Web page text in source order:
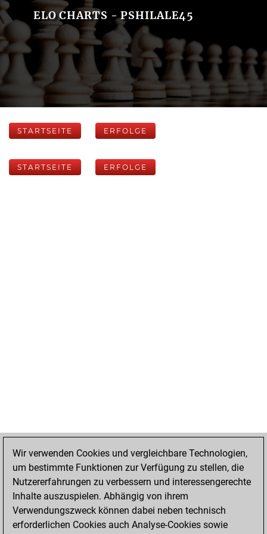
ELO CHARTS - PSHILALE45
STARTSEITE ERFOLGE
STARTSEITE ERFOLGE
Wir verwenden Cookies und vergleichbare Technologien,
um bestimmte Funktionen zur Verfügung zu stellen, die
Nutzererfahrungen zu verbessern und interessengerechte
Inhalte auszuspielen. Abhängig von ihrem
Verwendungszweck können dabei neben technisch
erforderlichen Cookies auch Analyse-Cookies sowie